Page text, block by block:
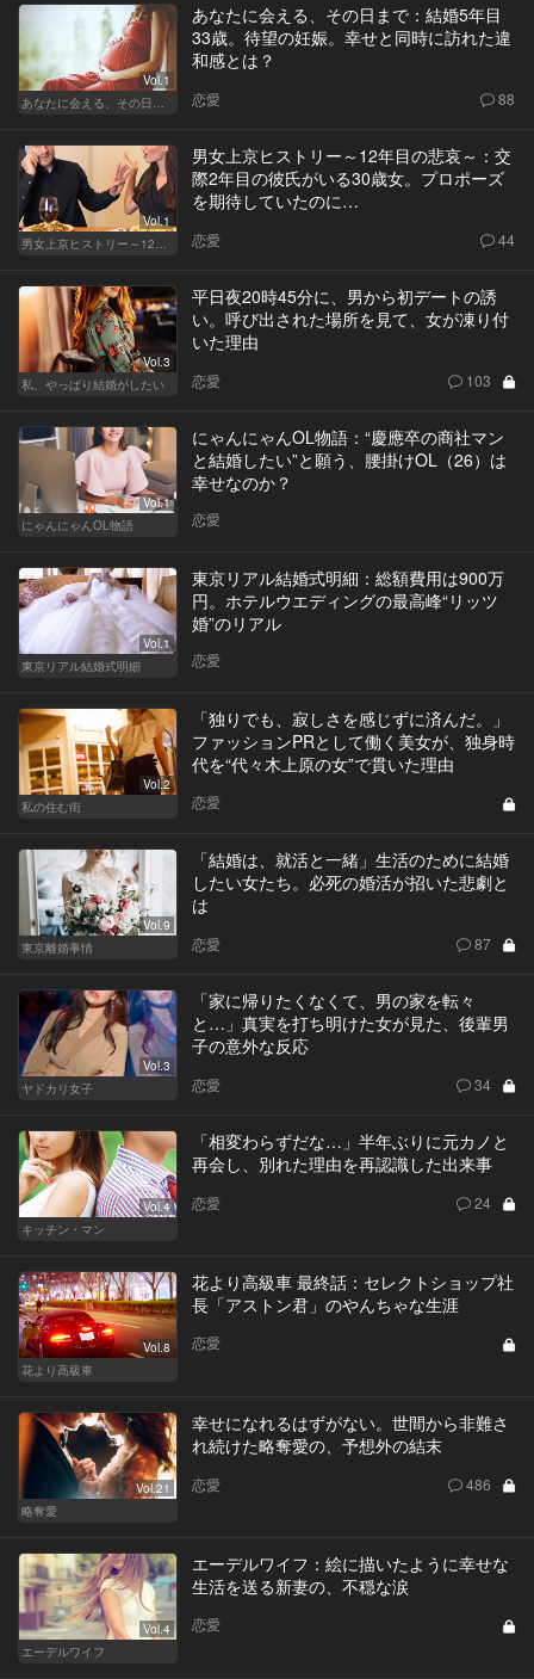
Vol.1
あなたに会える、その日まで
あなたに会える、その日まで：結婚5年目
33歳。待望の妊娠。幸せと同時に訪れた違
和感とは？
恋愛 88
Vol.1
男女上京ヒストリー～12年目の悲哀～
男女上京ヒストリー～12年目の悲哀～：交
際2年目の彼氏がいる30歳女。プロポーズ
を期待していたのに…
恋愛 44
Vol.3
私、やっぱり結婚がしたい
平日夜20時45分に、男から初デートの誘
い。呼び出された場所を見て、女が凍り付
いた理由
恋愛 103
Vol.1
にゃんにゃんOL物語
にゃんにゃんOL物語：“慶應卒の商社マン
と結婚したい”と願う、腰掛けOL（26）は
幸せなのか？
恋愛
Vol.1
東京リアル結婚式明細
東京リアル結婚式明細：総額費用は900万
円。ホテルウエディングの最高峰“リッツ
婚”のリアル
恋愛
Vol.2
私の住む街
「独りでも、寂しさを感じずに済んだ。」
ファッションPRとして働く美女が、独身時
代を“代々木上原の女”で貫いた理由
恋愛
Vol.9
東京離婚事情
「結婚は、就活と一緒」生活のために結婚
したい女たち。必死の婚活が招いた悲劇と
は
恋愛 87
Vol.3
ヤドカリ女子
「家に帰りたくなくて、男の家を転々
と…」真実を打ち明けた女が見た、後輩男
子の意外な反応
恋愛 34
Vol.4
キッチン・マン
「相変わらずだな…」半年ぶりに元カノと
再会し、別れた理由を再認識した出来事
恋愛 24
Vol.8
花より高級車
花より高級車 最終話：セレクトショップ社
長「アストン君」のやんちゃな生涯
恋愛
Vol.21
略奪愛
幸せになれるはずがない。世間から非難さ
れ続けた略奪愛の、予想外の結末
恋愛 486
Vol.4
エーデルワイフ
エーデルワイフ：絵に描いたように幸せな
生活を送る新妻の、不穏な涙
恋愛